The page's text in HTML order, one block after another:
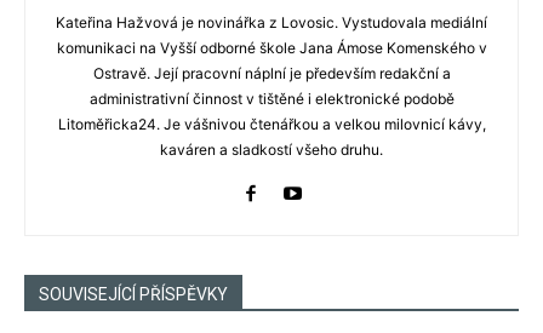
Kateřina Hažvová je novinářka z Lovosic. Vystudovala mediální
komunikaci na Vyšší odborné škole Jana Ámose Komenského v
Ostravě. Její pracovní náplní je především redakční a
administrativní činnost v tištěné i elektronické podobě
Litoměřicka24. Je vášnivou čtenářkou a velkou milovnicí kávy,
kaváren a sladkostí všeho druhu.
SOUVISEJÍCÍ PŘÍSPĚVKY